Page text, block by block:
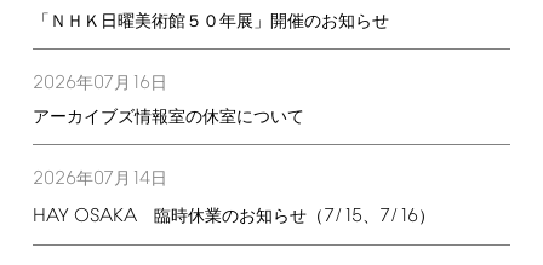
「ＮＨＫ日曜美術館５０年展」開催のお知らせ
2026年07月 16日
アーカイブズ情報室の休室について
2026年07月 14日
HAY OSAKA臨時休業のお知らせ（7/15、 7/16）